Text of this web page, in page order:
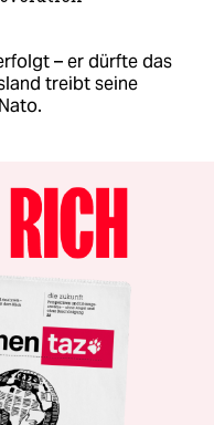
– er dürfte das
treibt seine